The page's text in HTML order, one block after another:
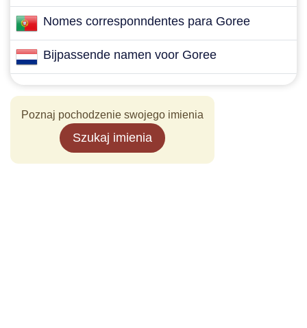
Nomes corresponndentes para Goree
Bijpassende namen voor Goree
Poznaj pochodzenie swojego imienia
Szukaj imienia